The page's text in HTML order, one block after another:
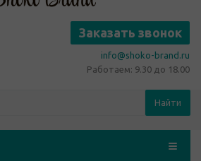
Заказать звонок
info@shoko-brand.ru
Работаем: 9.30 до 18.00
Найти